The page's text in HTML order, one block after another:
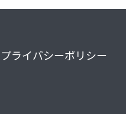
プライバシーポリシー